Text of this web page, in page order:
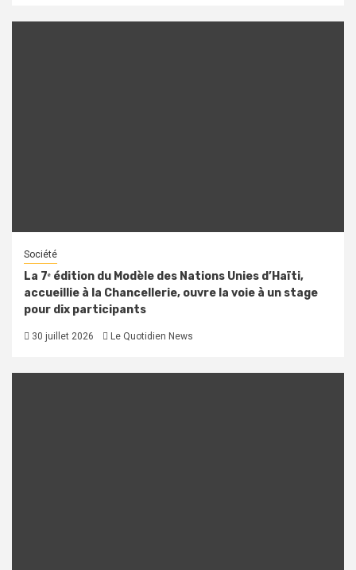
Société
La 7ᵉ édition du Modèle des Nations Unies d’Haïti,
accueillie à la Chancellerie, ouvre la voie à un stage
pour dix participants
30 juillet 2026 Le Quotidien News